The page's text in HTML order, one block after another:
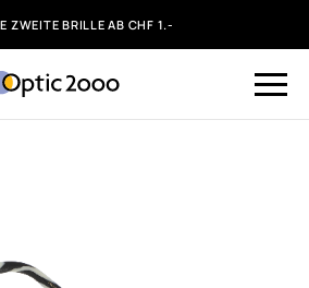
ZWEITE BRILLE AB CHF 1.-